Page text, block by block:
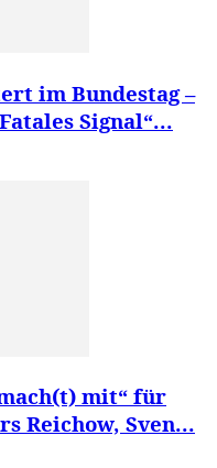
im Bundestag –
Signal“...
mit“ für
Reichow, Sven...